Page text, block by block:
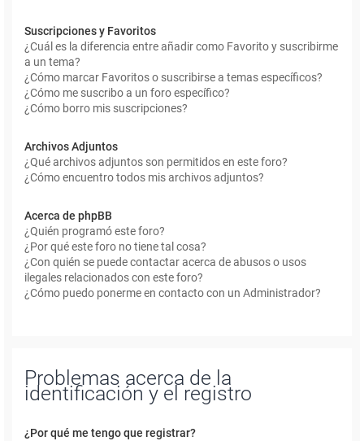
Suscripciones y Favoritos
¿Cuál es la diferencia entre añadir como Favorito y suscribirme
a un tema?
¿Cómo marcar Favoritos o suscribirse a temas específicos?
¿Cómo me suscribo a un foro específico?
¿Cómo borro mis suscripciones?
Archivos Adjuntos
¿Qué archivos adjuntos son permitidos en este foro?
¿Cómo encuentro todos mis archivos adjuntos?
Acerca de phpBB
¿Quién programó este foro?
¿Por qué este foro no tiene tal cosa?
¿Con quién se puede contactar acerca de abusos o usos
ilegales relacionados con este foro?
¿Cómo puedo ponerme en contacto con un Administrador?
Problemas acerca de la
identificación y el registro
¿Por qué me tengo que registrar?